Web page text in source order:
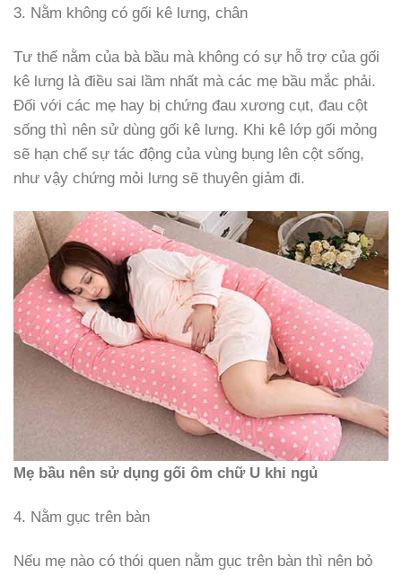
3. Nằm không có gối kê lưng, chân
Tư thế nằm của bà bầu mà không có sự hỗ trợ của gối
kê lưng là điều sai lầm nhất mà các mẹ bầu mắc phải.
Đối với các mẹ hay bị chứng đau xương cụt, đau cột
sống thì nên sử dùng gối kê lưng. Khi kê lớp gối mỏng
sẽ hạn chế sự tác động của vùng bụng lên cột sống,
như vậy chứng mỏi lưng sẽ thuyên giảm đi.
Mẹ bầu nên sử dụng gối ôm chữ U khi ngủ
4. Nằm gục trên bàn
Nếu mẹ nào có thói quen nằm gục trên bàn thì nên bỏ